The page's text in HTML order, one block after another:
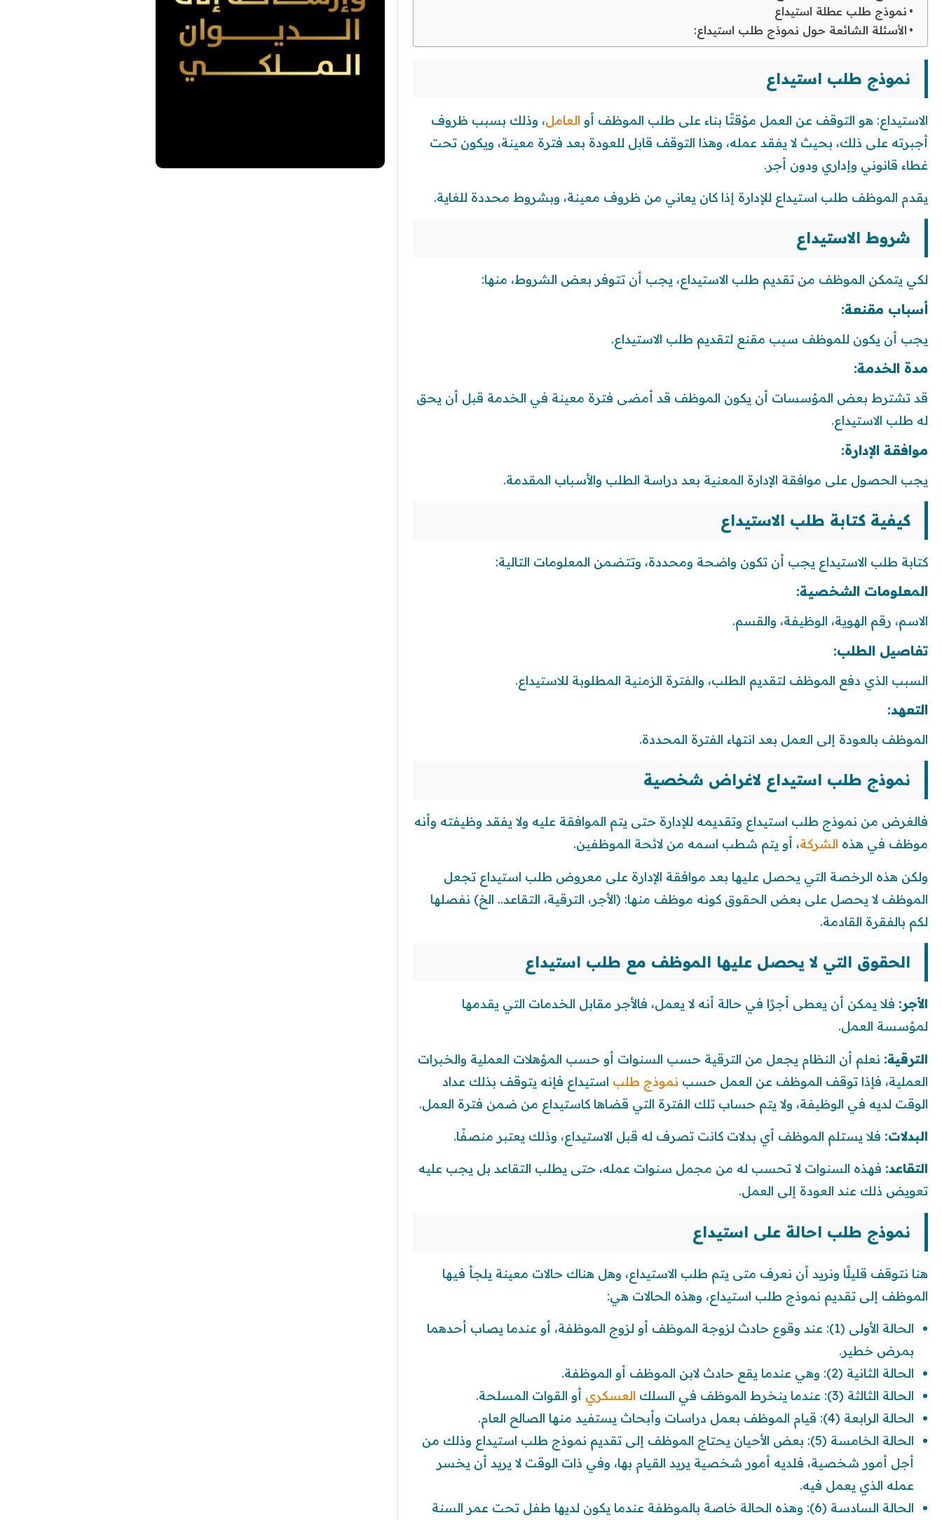
نموذج طلب عطلة استيداع
الأسئلة الشائعة حول نموذج طلب استيداع:
نموذج طلب استيداع
الاستيداع: هو التوقف عن العمل مؤقتًا بناء على طلب الموظف أو العامل، وذلك بسبب ظروف
أجبرته على ذلك، بحيث لا يفقد عمله، وهذا التوقف قابل للعودة بعد فترة معينة، ويكون تحت
غطاء قانوني وإداري ودون أجر.
يقدم الموظف طلب استيداع للإدارة إذا كان يعاني من ظروف معينة، وبشروط محددة للغاية.
شروط الاستيداع
لكي يتمكن الموظف من تقديم طلب الاستيداع، يجب أن تتوفر بعض الشروط، منها:
أسباب مقنعة:
يجب أن يكون للموظف سبب مقنع لتقديم طلب الاستيداع.
مدة الخدمة:
قد تشترط بعض المؤسسات أن يكون الموظف قد أمضى فترة معينة في الخدمة قبل أن يحق
له طلب الاستيداع.
موافقة الإدارة:
يجب الحصول على موافقة الإدارة المعنية بعد دراسة الطلب والأسباب المقدمة.
كيفية كتابة طلب الاستيداع
كتابة طلب الاستيداع يجب أن تكون واضحة ومحددة، وتتضمن المعلومات التالية:
المعلومات الشخصية:
الاسم، رقم الهوية، الوظيفة، والقسم.
تفاصيل الطلب:
السبب الذي دفع الموظف لتقديم الطلب، والفترة الزمنية المطلوبة للاستيداع.
التعهد:
الموظف بالعودة إلى العمل بعد انتهاء الفترة المحددة.
نموذج طلب استيداع لاغراض شخصية
فالغرض من نموذج طلب استيداع وتقديمه للإدارة حتى يتم الموافقة عليه ولا يفقد وظيفته وأنه
موظف في هذه الشركة، أو يتم شطب اسمه من لائحة الموظفين.
ولكن هذه الرخصة التي يحصل عليها بعد موافقة الإدارة على معروض طلب استيداع تجعل
الموظف لا يحصل على بعض الحقوق كونه موظف منها: (الأجر، الترقية، التقاعد.. الخ) نفصلها
لكم بالفقرة القادمة.
الحقوق التي لا يحصل عليها الموظف مع طلب استيداع
الأجر: فلا يمكن أن يعطى أجرًا في حالة أنه لا يعمل، فالأجر مقابل الخدمات التي يقدمها
لمؤسسة العمل.
الترقية: نعلم أن النظام يجعل من الترقية حسب السنوات أو حسب المؤهلات العملية والخبرات
العملية، فإذا توقف الموظف عن العمل حسب نموذج طلب استيداع فإنه يتوقف بذلك عداد
الوقت لديه في الوظيفة، ولا يتم حساب تلك الفترة التي قضاها كاستيداع من ضمن فترة العمل.
البدلات: فلا يستلم الموظف أي بدلات كانت تصرف له قبل الاستيداع، وذلك يعتبر منصفًا.
التقاعد: فهذه السنوات لا تحسب له من مجمل سنوات عمله، حتى يطلب التقاعد بل يجب عليه
تعويض ذلك عند العودة إلى العمل.
نموذج طلب احالة على استيداع
هنا نتوقف قليلًا ونريد أن نعرف متى يتم طلب الاستيداع، وهل هناك حالات معينة يلجأ فيها
الموظف إلى تقديم نموذج طلب استيداع، وهذه الحالات هي:
الحالة الأولى (1): عند وقوع حادث لزوجة الموظف أو لزوج الموظفة، أو عندما يصاب أحدهما
بمرض خطير.
الحالة الثانية (2): وهي عندما يقع حادث لابن الموظف أو الموظفة.
الحالة الثالثة (3): عندما ينخرط الموظف في السلك
العسكري أو القوات المسلحة.
الحالة الرابعة (4): قيام الموظف بعمل دراسات وأبحاث يستفيد منها الصالح العام.
الحالة الخامسة (5): بعض الأحيان يحتاج الموظف إلى تقديم نموذج طلب استيداع وذلك من
أجل أمور شخصية، فلديه أمور شخصية يريد القيام بها، وفي ذات الوقت لا يريد أن يخسر
عمله الذي يعمل فيه.
الحالة السادسة (6): وهذه الحالة خاصة بالموظفة عندما يكون لديها طفل تحت عمر السنة